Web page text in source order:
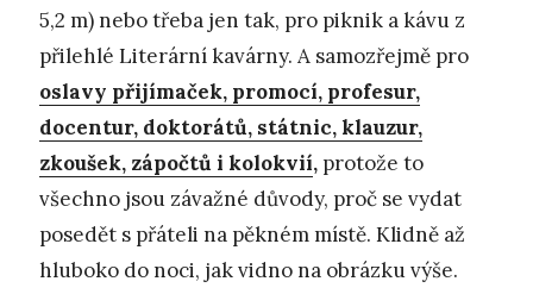
5,2 m) nebo třeba jen tak, pro piknik a kávu z
přilehlé Literární kavárny. A samozřejmě pro
oslavy přijímaček, promocí, profesur,
docentur, doktorátů, státnic, klauzur,
zkoušek, zápočtů i kolokvií, protože to
všechno jsou závažné důvody, proč se vydat
posedět s přáteli na pěkném místě. Klidně až
hluboko do noci, jak vidno na obrázku výše.